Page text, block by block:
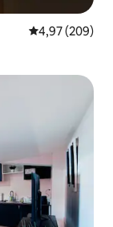
4,97 de uma
4,97 (209)